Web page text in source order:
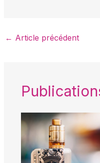
← Article précédent